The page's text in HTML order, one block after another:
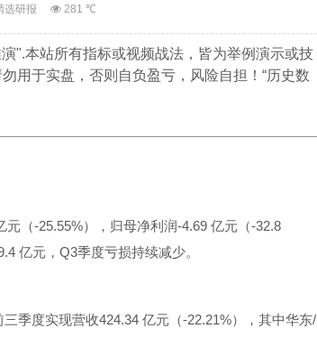
选研报 281 ℃
".本站所有指标或视频战法，皆为举例演示或技
用于实盘，否则自负盈亏，风险自担！“历史数
（-25.55%），归母净利润-4.69 亿元（-32.8
亿元，Q3季度亏损持续减少。
季度实现营收424.34 亿元（-22.21%），其中华东/